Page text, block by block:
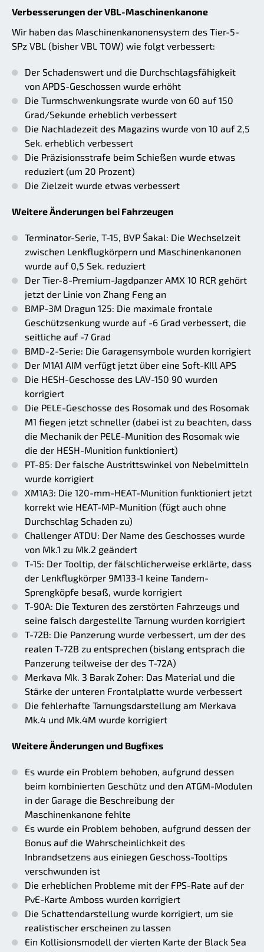
Verbesserungen der VBL-Maschinenkanone
Wir haben das Maschinenkanonensystem des Tier-5-
SPz VBL (bisher VBL TOW) wie folgt verbessert:
Der Schadenswert und die Durchschlagsfähigkeit
von APDS-Geschossen wurde erhöht
Die Turmschwenkungsrate wurde von 60 auf 150
Grad/Sekunde erheblich verbessert
Die Nachladezeit des Magazins wurde von 10 auf 2,5
Sek. erheblich verbessert
Die Präzisionsstrafe beim Schießen wurde etwas
reduziert (um 20 Prozent)
Die Zielzeit wurde etwas verbessert
Weitere Änderungen bei Fahrzeugen
Terminator-Serie, T-15, BVP Šakal: Die Wechselzeit
zwischen Lenkflugkörpern und Maschinenkanonen
wurde auf 0,5 Sek. reduziert
Der Tier-8-Premium-Jagdpanzer AMX 10 RCR gehört
jetzt der Linie von Zhang Feng an
BMP-3M Dragun 125: Die maximale frontale
Geschützsenkung wurde auf -6 Grad verbessert, die
seitliche auf -7 Grad
BMD-2-Serie: Die Garagensymbole wurden korrigiert
Der M1A1 AIM verfügt jetzt über eine Soft-KIll APS
Die HESH-Geschosse des LAV-150 90 wurden
korrigiert
Die PELE-Geschosse des Rosomak und des Rosomak
M1 fiegen jetzt schneller (dabei ist zu beachten, dass
die Mechanik der PELE-Munition des Rosomak wie
die der HESH-Munition funktioniert)
PT-85: Der falsche Austrittswinkel von Nebelmitteln
wurde korrigiert
XM1A3: Die 120-mm-HEAT-Munition funktioniert jetzt
korrekt wie HEAT-MP-Munition (fügt auch ohne
Durchschlag Schaden zu)
Challenger ATDU: Der Name des Geschosses wurde
von Mk.1 zu Mk.2 geändert
T-15: Der Tooltip, der fälschlicherweise erklärte, dass
der Lenkflugkörper 9M133-1 keine Tandem-
Sprengköpfe besaß, wurde korrigiert
T-90A: Die Texturen des zerstörten Fahrzeugs und
seine falsch dargestellte Tarnung wurden korrigiert
T-72B: Die Panzerung wurde verbessert, um der des
realen T-72B zu entsprechen (bislang entsprach die
Panzerung teilweise der des T-72A)
Merkava Mk. 3 Barak Zoher: Das Material und die
Stärke der unteren Frontalplatte wurde verbessert
Die fehlerhafte Tarnungsdarstellung am Merkava
Mk.4 und Mk.4M wurde korrigiert
Weitere Änderungen und Bugfixes
Es wurde ein Problem behoben, aufgrund dessen
beim kombinierten Geschütz und den ATGM-Modulen
in der Garage die Beschreibung der
Maschinenkanone fehlte
Es wurde ein Problem behoben, aufgrund dessen der
Bonus auf die Wahrscheinlichkeit des
Inbrandsetzens aus einiegen Geschoss-Tooltips
verschwunden ist
Die erheblichen Probleme mit der FPS-Rate auf der
PvE-Karte Amboss wurden korrigiert
Die Schattendarstellung wurde korrigiert, um sie
realistischer erscheinen zu lassen
Ein Kollisionsmodell der vierten Karte der Black Sea